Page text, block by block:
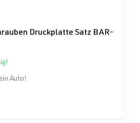
von 5 von 5 Sternen
Druckplatte Satz BAR-
Auto!